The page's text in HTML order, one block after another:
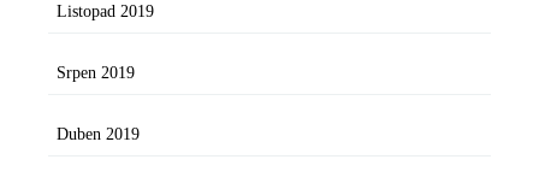
Listopad 2019
Srpen 2019
Duben 2019